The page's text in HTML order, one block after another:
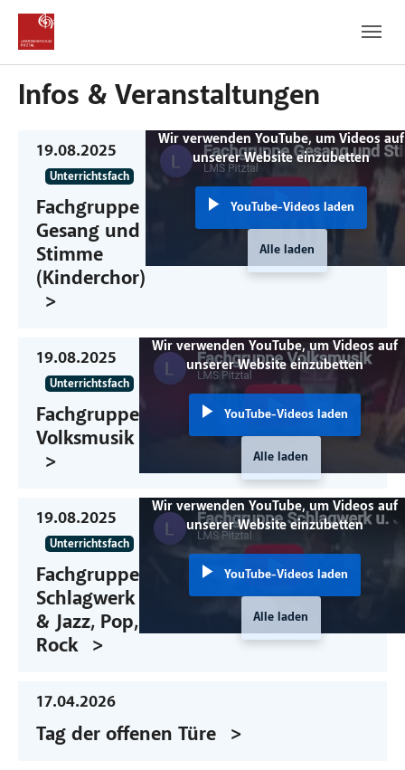
Zum Hauptinhalt
Zum Fußbereich
Infos & Veranstaltungen
19.08.2025
Unterrichtsfach
Fachgruppe
Gesang und
Stimme
(Kinderchor)
Wir verwenden YouTube, um Videos auf
unserer Website einzubetten
YouTube-Videos laden
Alle laden
19.08.2025
Unterrichtsfach
Fachgruppe
Volksmusik
Wir verwenden YouTube, um Videos auf
unserer Website einzubetten
YouTube-Videos laden
Alle laden
19.08.2025
Unterrichtsfach
Fachgruppe
Schlagwerk
& Jazz, Pop,
Rock
Wir verwenden YouTube, um Videos auf
unserer Website einzubetten
YouTube-Videos laden
Alle laden
17.04.2026
Tag der offenen Türe